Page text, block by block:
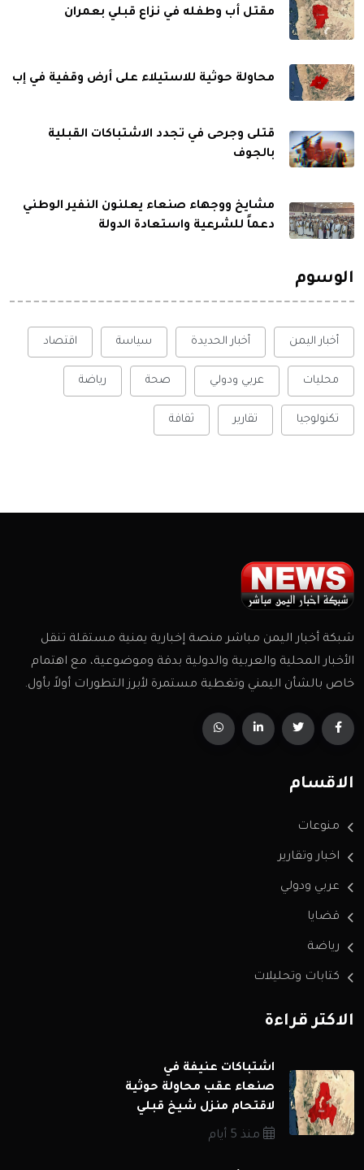
مقتل أب وطفله في نزاع قبلي بعمران
محاولة حوثية للاستيلاء على أرض وقفية في إب
قتلى وجرحى في تجدد الاشتباكات القبلية
بالجوف
مشايخ ووجهاء صنعاء يعلنون النفير الوطني
دعماً للشرعية واستعادة الدولة
الوسوم
أخبار اليمن أخبار الحديدة سياسة اقتصاد
محليات عربي ودولي صحة رياضة
تكنولوجيا تقارير ثقافة
شبكة أخبار اليمن مباشر منصة إخبارية يمنية مستقلة تنقل
الأخبار المحلية والعربية والدولية بدقة وموضوعية، مع اهتمام
خاص بالشأن اليمني وتغطية مستمرة لأبرز التطورات أولاً بأول.
الاقسام
منوعات
اخبار وتقارير
عربي ودولي
قضايا
رياضة
كتابات وتحليلات
الاكثر قراءة
اشتباكات عنيفة في
صنعاء عقب محاولة حوثية
لاقتحام منزل شيخ قبلي
منذ 5 أيام